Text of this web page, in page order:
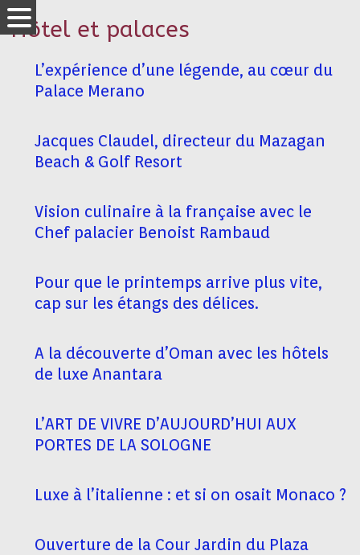
Hôtel et palaces
L’expérience d’une légende, au cœur du
Palace Merano
Jacques Claudel, directeur du Mazagan
Beach & Golf Resort
Vision culinaire à la française avec le
Chef palacier Benoist Rambaud
Pour que le printemps arrive plus vite,
cap sur les étangs des délices.
A la découverte d’Oman avec les hôtels
de luxe Anantara
L’ART DE VIVRE D’AUJOURD’HUI AUX
PORTES DE LA SOLOGNE
Luxe à l’italienne : et si on osait Monaco ?
Ouverture de la Cour Jardin du Plaza